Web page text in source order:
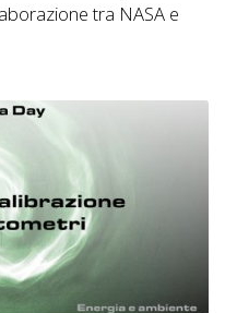
tra NASA e